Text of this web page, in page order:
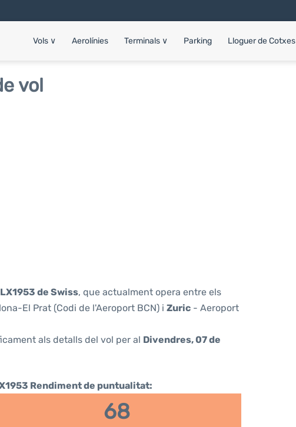
Vols ∨ Aerolínies Terminals ∨ Parking Lloguer de Cotxes
vol
LX1953 de Swiss, que actualment opera entre els
El Prat (Codi de l'Aeroport BCN) i Zuric - Aeroport
als detalls del vol per al Divendres, 07 de
Rendiment de puntualitat:
68